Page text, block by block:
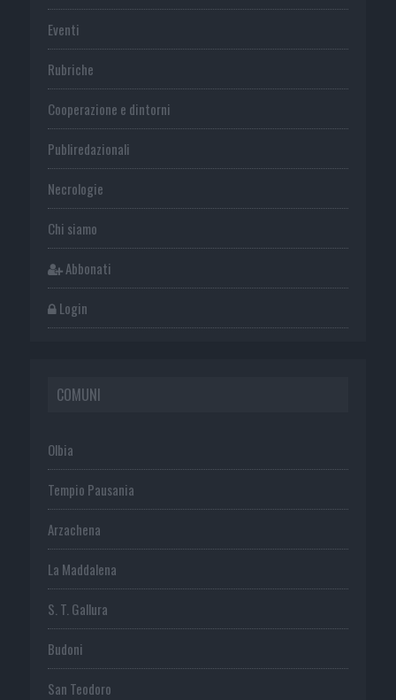
Eventi
Rubriche
Cooperazione e dintorni
Publiredazionali
Necrologie
Chi siamo
Abbonati
Login
COMUNI
Olbia
Tempio Pausania
Arzachena
La Maddalena
S. T. Gallura
Budoni
San Teodoro